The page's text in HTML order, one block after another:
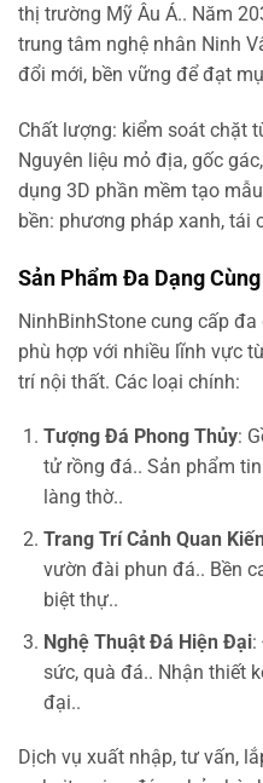
thị trường Mỹ Âu Á.. Năm
trung tâm nghệ nhân Ninh
đổi mới, bền vững để đạt
Chất lượng: kiểm soát chặt
Nguyên liệu mỏ địa, gốc
dụng 3D phần mềm tạo
bền: phương pháp xanh, tái
Sản Phẩm Đa Dạng
NinhBinhStone cung cấp
phù hợp với nhiều lĩnh vực
trí nội thất. Các loại chính:
Tượng Đá Phong Thủy:
tử rồng đá.. Sản phẩm
làng thờ..
Trang Trí Cảnh Quan
vườn đài phun đá.. Bền
biệt thự..
Nghệ Thuật Đá Hiện Đại:
sức, quà đá.. Nhận thiết
đại..
Dịch vụ xuất nhập, tư vấn,